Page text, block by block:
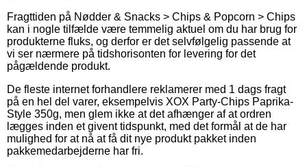
Fragttiden på Nødder & Snacks > Chips & Popcorn > Chips
kan i nogle tilfælde være temmelig aktuel om du har brug for
produkterne fluks, og derfor er det selvfølgelig passende at
vi ser nærmere på tidshorisonten for levering for det
pågældende produkt.
De fleste internet forhandlere reklamerer med 1 dags fragt
på en hel del varer, eksempelvis XOX Party-Chips Paprika-
Style 350g, men glem ikke at det afhænger af at ordren
lægges inden et givent tidspunkt, med det formål at de har
mulighed for at nå at få dit nye produkt pakket inden
pakkemedarbejderne har fri.